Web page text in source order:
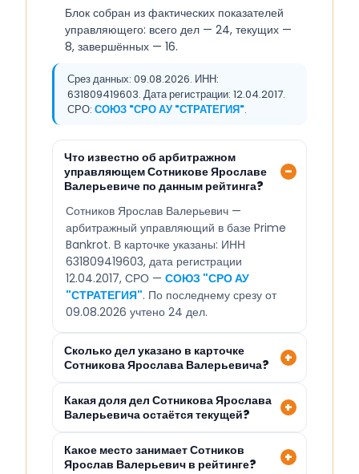
Блок собран из фактических показателей
управляющего: всего дел — 24, текущих —
8, завершённых — 16.
Срез данных: 09.08.2026. ИНН:
631809419603. Дата регистрации: 12.04.2017.
СРО: СОЮЗ "СРО АУ "СТРАТЕГИЯ".
Что известно об арбитражном
управляющем Сотникове Ярославе
Валерьевиче по данным рейтинга?
Сотников Ярослав Валерьевич —
арбитражный управляющий в базе Prime
Bankrot. В карточке указаны: ИНН
631809419603, дата регистрации
12.04.2017, СРО — СОЮЗ "СРО АУ
"СТРАТЕГИЯ". По последнему срезу от
09.08.2026 учтено 24 дел.
Сколько дел указано в карточке
Сотникова Ярослава Валерьевича?
Какая доля дел Сотникова Ярослава
Валерьевича остаётся текущей?
Какое место занимает Сотников
Ярослав Валерьевич в рейтинге?